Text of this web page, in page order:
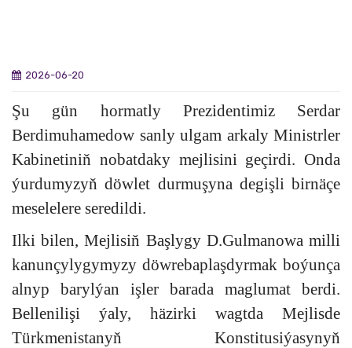
2026-06-20
Şu gün hormatly Prezidentimiz Serdar
Berdimuhamedow sanly ulgam arkaly Ministrler
Kabinetiniň nobatdaky mejlisini geçirdi. Onda
ýurdumyzyň döwlet durmuşyna degişli birnäçe
meselelere seredildi.
Ilki bilen, Mejlisiň Başlygy D.Gulmanowa milli
kanunçylygymyzy döwrebaplaşdyrmak boýunça
alnyp barylýan işler barada maglumat berdi.
Bellenilişi ýaly, häzirki wagtda Mejlisde
Türkmenistanyň Konstitusiýasynyň